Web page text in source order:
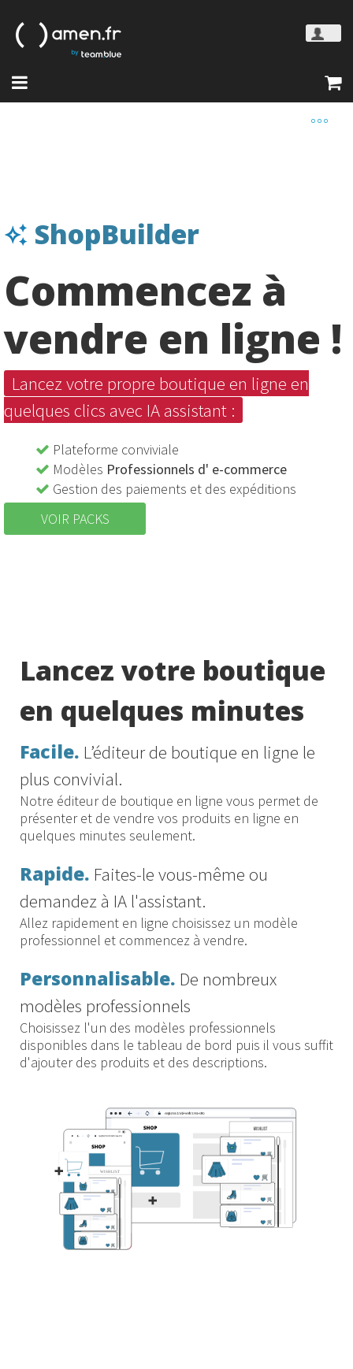
ShopBuilder
Commencez à
vendre en ligne !
Lancez votre propre boutique en ligne en
quelques clics avec IA assistant :
Plateforme conviviale
Modèles Professionnels d' e-commerce
Gestion des paiements et des expéditions
VOIR PACKS
Lancez votre boutique
en quelques minutes
Facile. L’éditeur de boutique en ligne le
plus convivial.
Notre éditeur de boutique en ligne vous permet de
présenter et de vendre vos produits en ligne en
quelques minutes seulement.
Rapide. Faites-le vous-même ou
demandez à IA l'assistant.
Allez rapidement en ligne choisissez un modèle
professionnel et commencez à vendre.
Personnalisable. De nombreux
modèles professionnels
Choisissez l'un des modèles professionnels
disponibles dans le tableau de bord puis il vous suffit
d'ajouter des produits et des descriptions.